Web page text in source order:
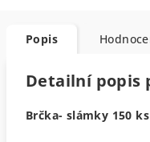
Popis
Detailní popis
Brčka- slámky 150